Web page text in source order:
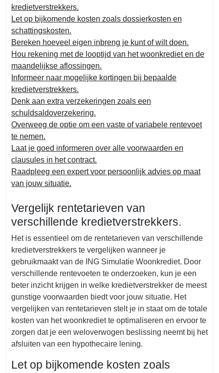
kredietverstrekkers.
Let op bijkomende kosten zoals dossierkosten en
schattingskosten.
Bereken hoeveel eigen inbreng je kunt of wilt doen.
Hou rekening met de looptijd van het woonkrediet en de
maandelijkse aflossingen.
Informeer naar mogelijke kortingen bij bepaalde
kredietverstrekkers.
Denk aan extra verzekeringen zoals een
schuldsaldoverzekering.
Overweeg de optie om een vaste of variabele rentevoet
te nemen.
Laat je goed informeren over alle voorwaarden en
clausules in het contract.
Raadpleeg een expert voor persoonlijk advies op maat
van jouw situatie.
Vergelijk rentetarieven van
verschillende kredietverstrekkers.
Het is essentieel om de rentetarieven van verschillende
kredietverstrekkers te vergelijken wanneer je
gebruikmaakt van de ING Simulatie Woonkrediet. Door
verschillende rentevoeten te onderzoeken, kun je een
beter inzicht krijgen in welke kredietverstrekker de meest
gunstige voorwaarden biedt voor jouw situatie. Het
vergelijken van rentetarieven stelt je in staat om de totale
kosten van het woonkrediet te optimaliseren en ervoor te
zorgen dat je een weloverwogen beslissing neemt bij het
afsluiten van een hypothecaire lening.
Let op bijkomende kosten zoals